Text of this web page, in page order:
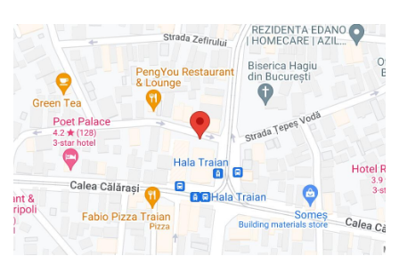
singurul loc unde nu ai voie sa te plictisesti. Furculision este locul
unde nu ai timp sa te plictisesti.